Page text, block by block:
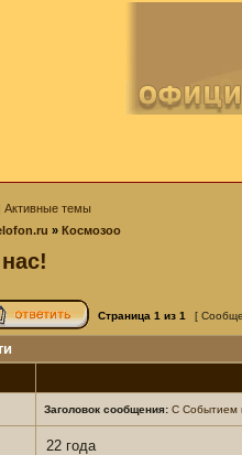
Активные темы
» Космозоо
Страница 1 из 1 [
Заголовок сообщения: С Событием
22 года